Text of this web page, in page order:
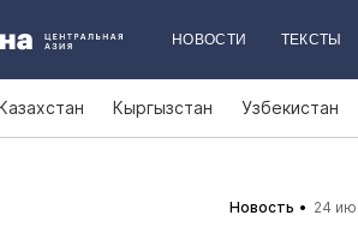
НОВОСТИ ТЕКСТЫ
Кыргызстан Узбекистан
Новость 24